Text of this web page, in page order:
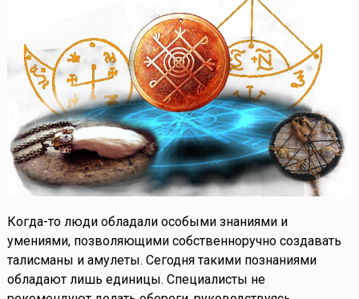
Когда-то люди обладали особыми знаниями и
умениями, позволяющими собственноручно создавать
талисманы и амулеты. Сегодня такими познаниями
обладают лишь единицы. Специалисты не